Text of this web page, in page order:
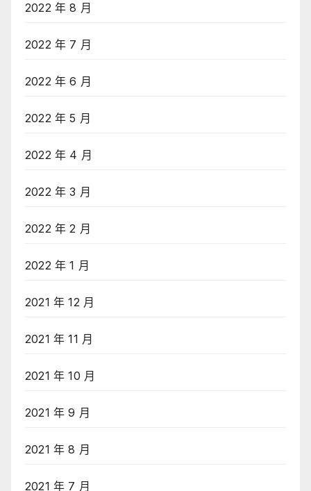
2022 年 8 月
2022 年 7 月
2022 年 6 月
2022 年 5 月
2022 年 4 月
2022 年 3 月
2022 年 2 月
2022 年 1 月
2021 年 12 月
2021 年 11 月
2021 年 10 月
2021 年 9 月
2021 年 8 月
2021 年 7 月